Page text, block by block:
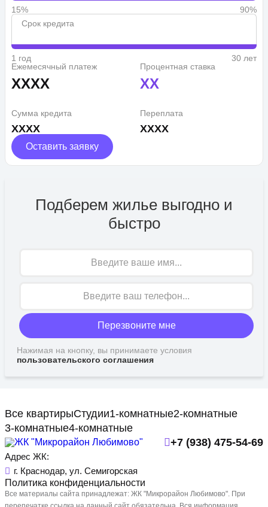
15%
90%
Срок кредита
1 год
30 лет
Ежемесячный платеж
XXXX
Процентная ставка
XX
Сумма кредита
XXXX
Переплата
XXXX
Оставить заявку
Подберем жилье выгодно и
быстро
Перезвоните мне
Нажимая на кнопку, вы принимаете условия
пользовательского соглашения
Все квартирыСтудии1-комнатные2-комнатные
3-комнатные4-комнатные
Адрес ЖК:
г. Краснодар, ул. Семигорская
+7 (938) 475-54-69
Политика конфиденциальности
Все материалы сайта принадлежат: ЖК "Микрорайон Любимово". При